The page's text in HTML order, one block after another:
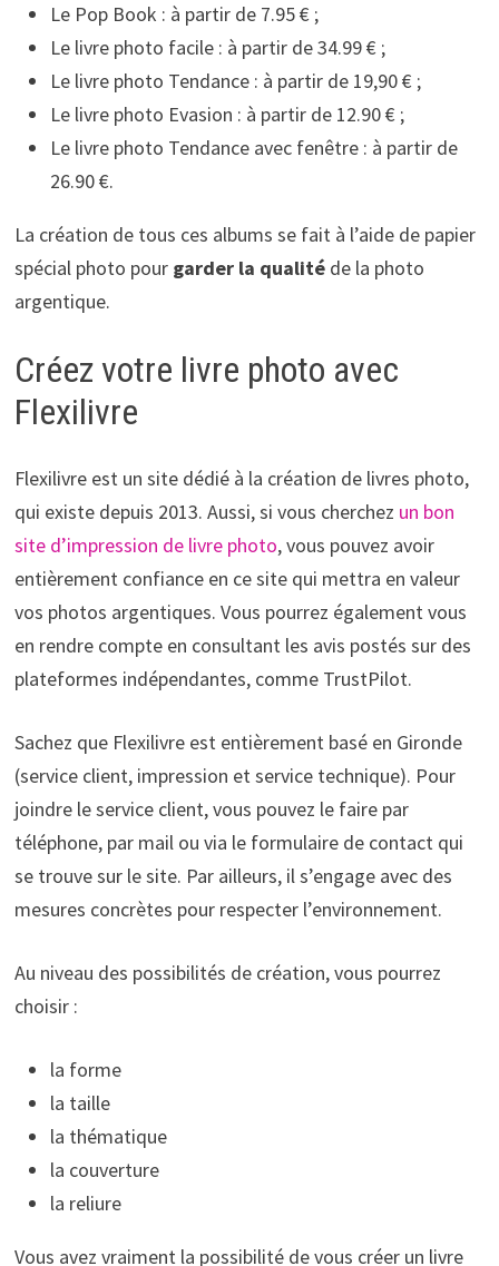
Le Pop Book : à partir de 7.95 € ;
Le livre photo facile : à partir de 34.99 € ;
Le livre photo Tendance : à partir de 19,90 € ;
Le livre photo Evasion : à partir de 12.90 € ;
Le livre photo Tendance avec fenêtre : à partir de
26.90 €.
La création de tous ces albums se fait à l’aide de papier
spécial photo pour garder la qualité de la photo
argentique.
Créez votre livre photo avec
Flexilivre
Flexilivre est un site dédié à la création de livres photo,
qui existe depuis 2013. Aussi, si vous cherchez un bon
site d’impression de livre photo, vous pouvez avoir
entièrement confiance en ce site qui mettra en valeur
vos photos argentiques. Vous pourrez également vous
en rendre compte en consultant les avis postés sur des
plateformes indépendantes, comme TrustPilot.
Sachez que Flexilivre est entièrement basé en Gironde
(service client, impression et service technique). Pour
joindre le service client, vous pouvez le faire par
téléphone, par mail ou via le formulaire de contact qui
se trouve sur le site. Par ailleurs, il s’engage avec des
mesures concrètes pour respecter l’environnement.
Au niveau des possibilités de création, vous pourrez
choisir :
la forme
la taille
la thématique
la couverture
la reliure
Vous avez vraiment la possibilité de vous créer un livre